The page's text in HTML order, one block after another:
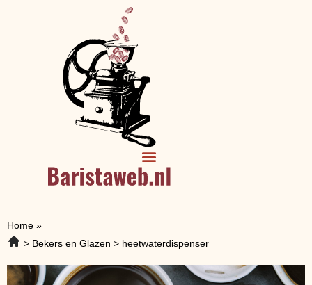
Home »
Bekers en Glazen
heetwaterdispenser